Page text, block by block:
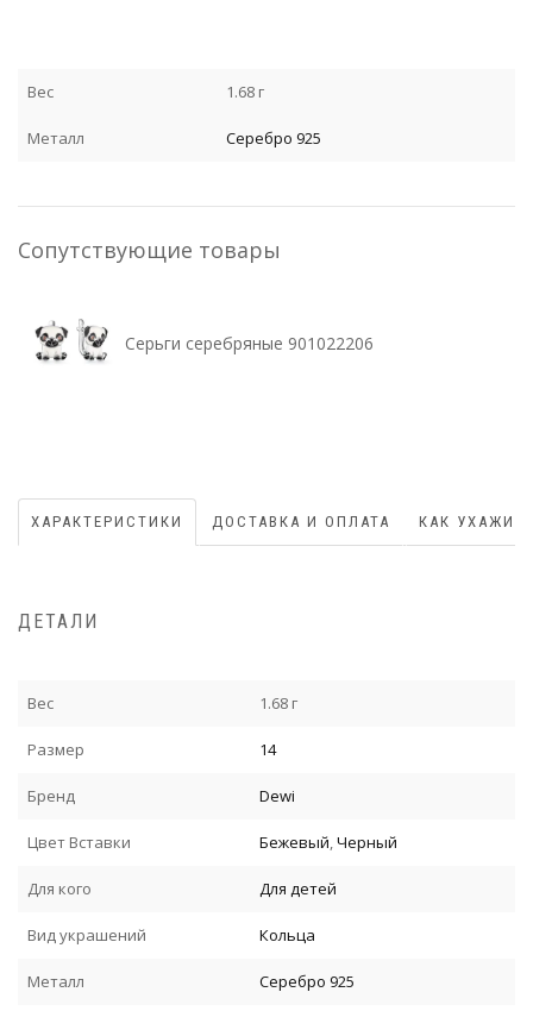
Вес 1.68 г
Металл Серебро 925
Сопутствующие товары
Серьги серебряные 901022206
ХАРАКТЕРИСТИКИ ДОСТАВКА И ОПЛАТА КАК
ДЕТАЛИ
Вес 1.68 г
Размер 14
Бренд Dewi
Цвет Вставки Бежевый,Черный
Для кого Для детей
Вид украшений Кольца
Металл Серебро 925